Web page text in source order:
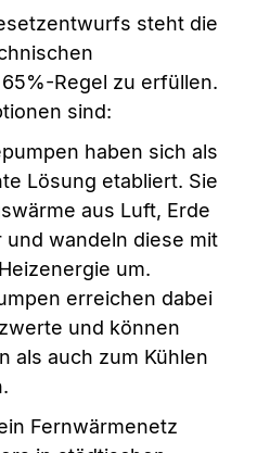
steht die
Regel zu erfüllen.
sind:
haben sich als
Lösung etabliert. Sie
aus Luft, Erde
und wandeln diese mit
um.
erreichen dabei
und können
als auch zum Kühlen
Fernwärmenetz